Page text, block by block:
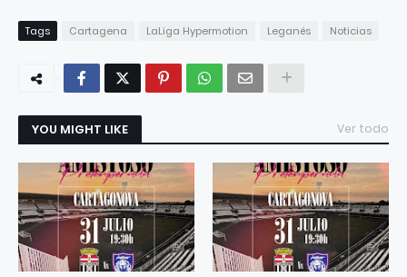
Tags Cartagena LaLiga Hypermotion Leganés Noticias
YOU MIGHT LIKE Ver todo